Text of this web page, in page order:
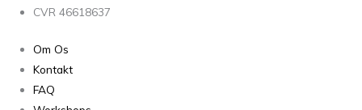
CVR 46618637
Om Os
Kontakt
FAQ